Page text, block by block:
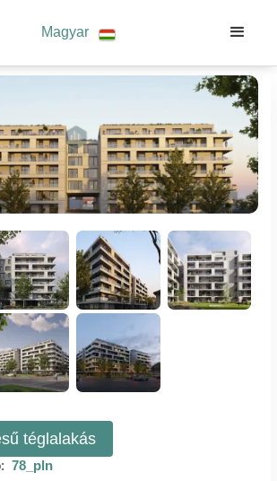
Magyar
téglalakás
78_pln